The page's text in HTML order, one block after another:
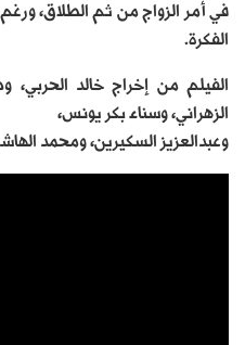
في أمر الزواج من ثم الطلاق،
الفكرة.
الفيلم من إخراج خالد
الزهراني، وسناء بكر يونس،
وعبدالعزيز السكيرين، ومحمد